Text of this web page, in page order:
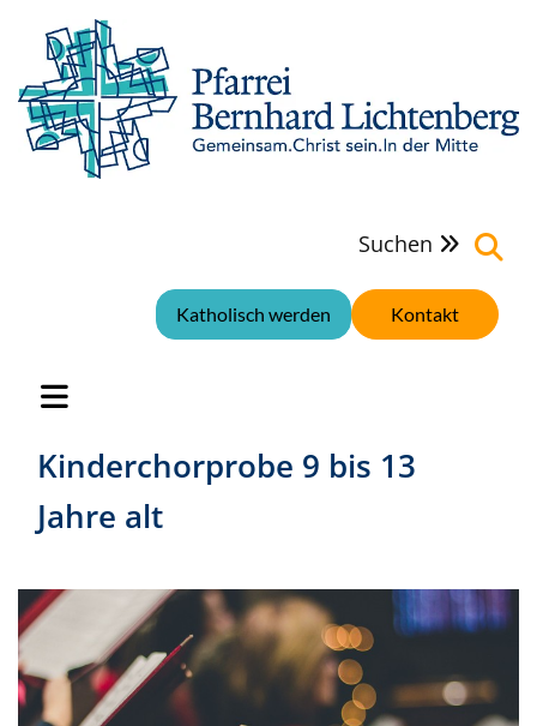
Suchen 
Kontakt
Katholisch werden
Kinderchorprobe 9 bis 13
Jahre alt